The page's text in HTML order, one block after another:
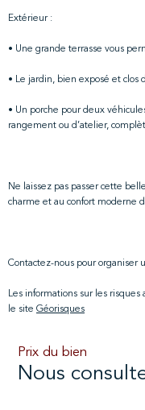
Extérieur :
• Une grande terrasse vous
• Le jardin, bien exposé et
• Un porche pour deux
rangement ou d’atelier,
Ne laissez pas passer cette
charme et au confort moderne
Contactez-nous pour organiser
Les informations sur les
le site Géorisques
Prix du bien
Nous